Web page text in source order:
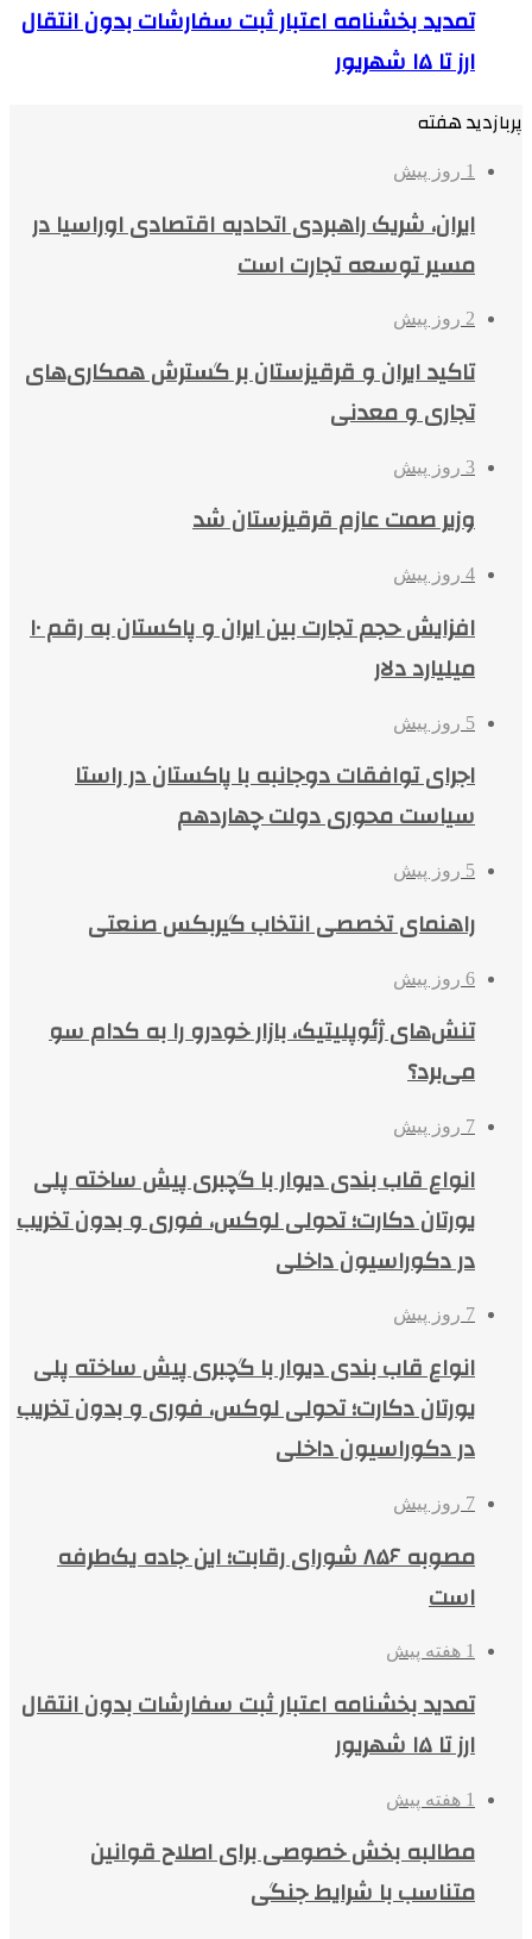
تمدید بخشنامه اعتبار ثبت سفارشات بدون انتقال
ارز تا ۱۵ شهریور
پربازدید هفته
1 روز پیش
ایران، شریک راهبردی اتحادیه اقتصادی اوراسیا در
مسیر توسعه تجارت است
2 روز پیش
تاکید ایران و قرقیزستان بر گسترش همکاری‌های
تجاری و معدنی
3 روز پیش
وزیر صمت عازم قرقیزستان شد
4 روز پیش
افزایش حجم تجارت بین ایران و پاکستان به رقم ۱۰
میلیارد دلار
5 روز پیش
اجرای توافقات دوجانبه با پاکستان در راستا
سیاست محوری دولت چهاردهم
5 روز پیش
راهنمای تخصصی انتخاب گیربکس صنعتی
6 روز پیش
تنش‌های ژئوپلیتیک، بازار خودرو را به کدام سو
می‌برد؟
7 روز پیش
انواع قاب بندی دیوار با گچبری پیش ساخته پلی
یورتان دکارت؛ تحولی لوکس، فوری و بدون تخریب
در دکوراسیون داخلی
7 روز پیش
انواع قاب بندی دیوار با گچبری پیش ساخته پلی
یورتان دکارت؛ تحولی لوکس، فوری و بدون تخریب
در دکوراسیون داخلی
7 روز پیش
مصوبه ۸۵۶ شورای رقابت؛ این جاده یک‌طرفه
است
1 هفته پیش
تمدید بخشنامه اعتبار ثبت سفارشات بدون انتقال
ارز تا ۱۵ شهریور
1 هفته پیش
مطالبه بخش خصوصی برای اصلاح قوانین
متناسب با شرایط جنگی